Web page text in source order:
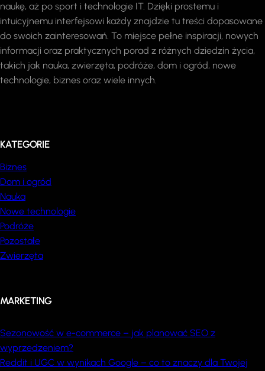
naukę, aż po sport i technologie IT. Dzięki prostemu i
intuicyjnemu interfejsowi każdy znajdzie tu treści dopasowane
do swoich zainteresowań. To miejsce pełne inspiracji, nowych
informacji oraz praktycznych porad z różnych dziedzin życia,
takich jak nauka, zwierzęta, podróże, dom i ogród, nowe
technologie, biznes oraz wiele innych.
KATEGORIE
Biznes
Dom i ogród
Nauka
Nowe technologie
Podróże
Pozostałe
Zwierzęta
MARKETING
Sezonowość w e-commerce – jak planować SEO z
wyprzedzeniem?
Reddit i UGC w wynikach Google – co to znaczy dla Twojej